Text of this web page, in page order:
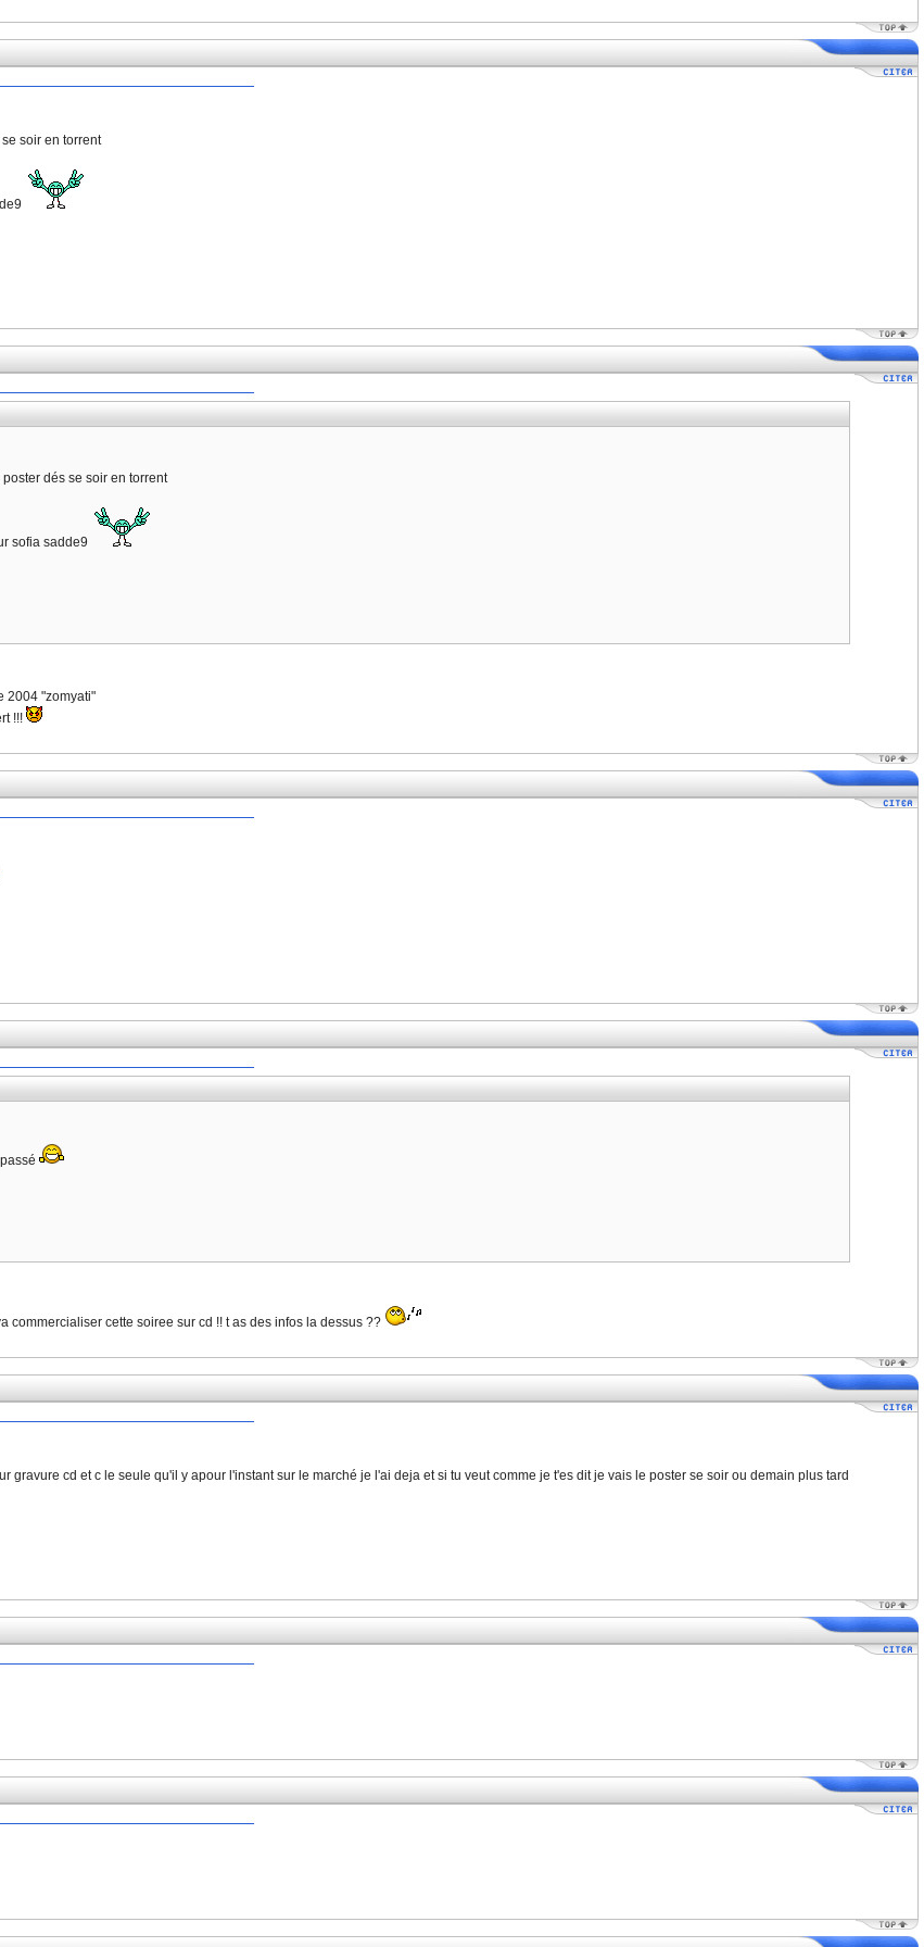
soir en torrent
dés se soir en torrent
sofia sadde9
2004 "zomyati"
!!!
cette soiree sur cd !! t as des infos la dessus ??
gravure cd et c le seule qu'il y apour l'instant sur le marché je l'ai deja et si tu veut comme je t'es dit je vais le poster se soir ou demain plus tard